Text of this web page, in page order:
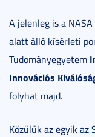
A jelenleg is a
alatt álló kísérleti
Tudományegyetem
Innovációs
folyhat majd.
Közülük az egyik az